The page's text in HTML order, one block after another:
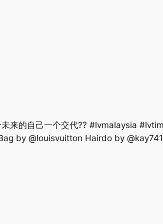
未来的自己一个交代?? #lvmalaysia
by @louisvuitton Hairdo by